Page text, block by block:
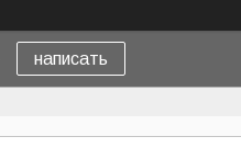
написать